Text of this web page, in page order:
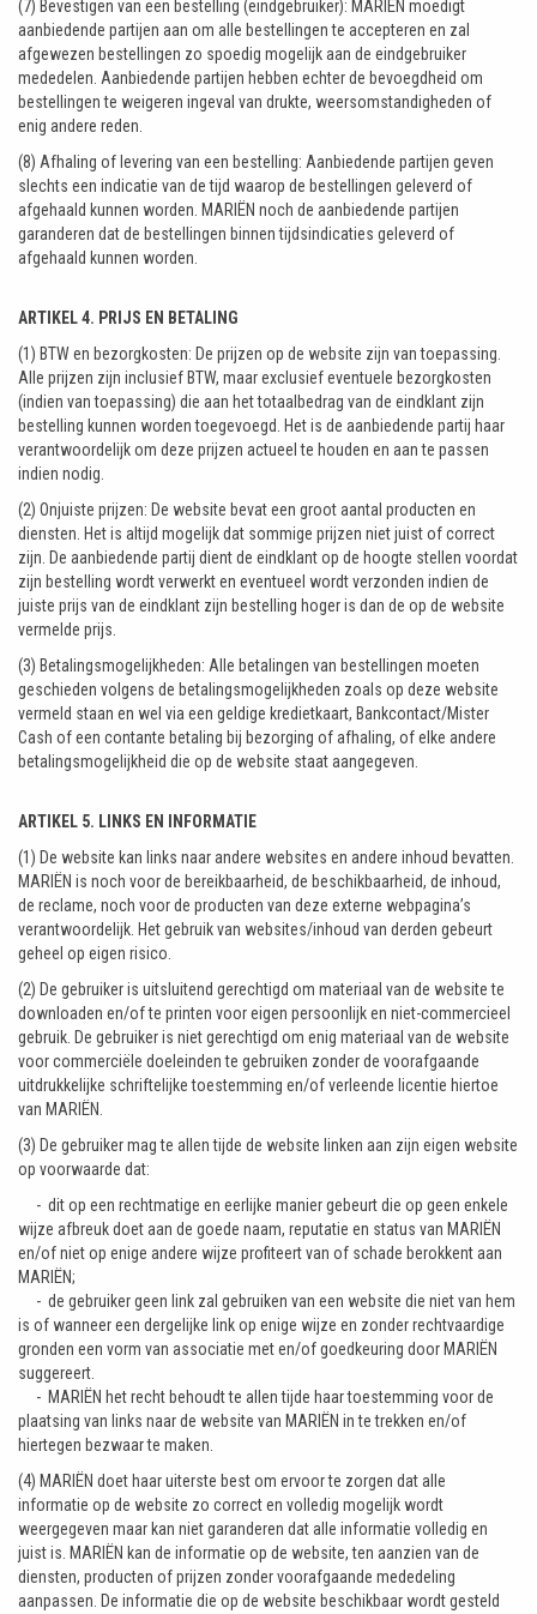
(7) Bevestigen van een bestelling (eindgebruiker): MARIËN moedigt
aanbiedende partijen aan om alle bestellingen te accepteren en zal
afgewezen bestellingen zo spoedig mogelijk aan de eindgebruiker
mededelen. Aanbiedende partijen hebben echter de bevoegdheid om
bestellingen te weigeren ingeval van drukte, weersomstandigheden of
enig andere reden.
(8) Afhaling of levering van een bestelling: Aanbiedende partijen geven
slechts een indicatie van de tijd waarop de bestellingen geleverd of
afgehaald kunnen worden. MARIËN noch de aanbiedende partijen
garanderen dat de bestellingen binnen tijdsindicaties geleverd of
afgehaald kunnen worden.
ARTIKEL 4. PRIJS EN BETALING
(1) BTW en bezorgkosten: De prijzen op de website zijn van toepassing.
Alle prijzen zijn inclusief BTW, maar exclusief eventuele bezorgkosten
(indien van toepassing) die aan het totaalbedrag van de eindklant zijn
bestelling kunnen worden toegevoegd. Het is de aanbiedende partij haar
verantwoordelijk om deze prijzen actueel te houden en aan te passen
indien nodig.
(2) Onjuiste prijzen: De website bevat een groot aantal producten en
diensten. Het is altijd mogelijk dat sommige prijzen niet juist of correct
zijn. De aanbiedende partij dient de eindklant op de hoogte stellen voordat
zijn bestelling wordt verwerkt en eventueel wordt verzonden indien de
juiste prijs van de eindklant zijn bestelling hoger is dan de op de website
vermelde prijs.
(3) Betalingsmogelijkheden: Alle betalingen van bestellingen moeten
geschieden volgens de betalingsmogelijkheden zoals op deze website
vermeld staan en wel via een geldige kredietkaart, Bankcontact/Mister
Cash of een contante betaling bij bezorging of afhaling, of elke andere
betalingsmogelijkheid die op de website staat aangegeven.
ARTIKEL 5. LINKS EN INFORMATIE
(1) De website kan links naar andere websites en andere inhoud bevatten.
MARIËN is noch voor de bereikbaarheid, de beschikbaarheid, de inhoud,
de reclame, noch voor de producten van deze externe webpagina’s
verantwoordelijk. Het gebruik van websites/inhoud van derden gebeurt
geheel op eigen risico.
(2) De gebruiker is uitsluitend gerechtigd om materiaal van de website te
downloaden en/of te printen voor eigen persoonlijk en niet-commercieel
gebruik. De gebruiker is niet gerechtigd om enig materiaal van de website
voor commerciële doeleinden te gebruiken zonder de voorafgaande
uitdrukkelijke schriftelijke toestemming en/of verleende licentie hiertoe
van MARIËN.
(3) De gebruiker mag te allen tijde de website linken aan zijn eigen website
op voorwaarde dat:
- dit op een rechtmatige en eerlijke manier gebeurt die op geen enkele
wijze afbreuk doet aan de goede naam, reputatie en status van MARIËN
en/of niet op enige andere wijze profiteert van of schade berokkent aan
MARIËN;
- de gebruiker geen link zal gebruiken van een website die niet van hem
is of wanneer een dergelijke link op enige wijze en zonder rechtvaardige
gronden een vorm van associatie met en/of goedkeuring door MARIËN
suggereert.
- MARIËN het recht behoudt te allen tijde haar toestemming voor de
plaatsing van links naar de website van MARIËN in te trekken en/of
hiertegen bezwaar te maken.
(4) MARIËN doet haar uiterste best om ervoor te zorgen dat alle
informatie op de website zo correct en volledig mogelijk wordt
weergegeven maar kan niet garanderen dat alle informatie volledig en
juist is. MARIËN kan de informatie op de website, ten aanzien van de
diensten, producten of prijzen zonder voorafgaande mededeling
aanpassen. De informatie die op de website beschikbaar wordt gesteld